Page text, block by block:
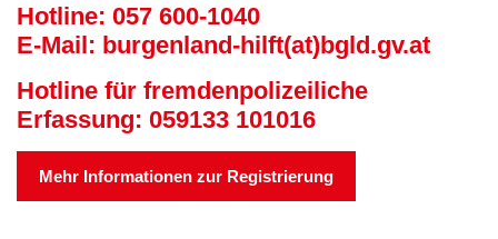
Hotline: 057 600-1040
E-Mail: burgenland-hilft(at)bgld.gv.at
Hotline für fremdenpolizeiliche
Erfassung: 059133 101016
Mehr Informationen zur Registrierung